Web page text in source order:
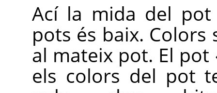
Ací la mida del
pots és baix.
al mateix pot. El pot
els colors del pot